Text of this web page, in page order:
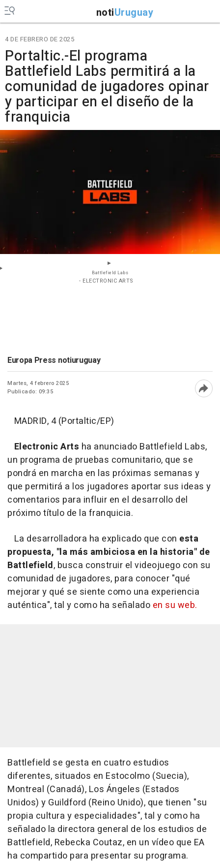
notiUruguay
4 DE FEBRERO DE 2025
Portaltic.-El programa
Battlefield Labs permitirá a la
comunidad de jugadores opinar
y participar en el diseño de la
franquicia
Battlefield Labs
- ELECTRONIC ARTS
Europa Press notiuruguay
Martes, 4 febrero 2025
Publicado: 09:35
MADRID, 4 (Portaltic/EP)
Electronic Arts ha anunciado Battlefield Labs,
un programa de pruebas comunitario, que se
pondrá en marcha en las próximas semanas y
que permitirá a los jugadores aportar sus ideas y
comentarios para influir en el desarrollo del
próximo título de la franquicia.
La desarrolladora ha explicado que con esta
propuesta, "la más ambiciosa en la historia" de
Battlefield, busca construir el videojuego con su
comunidad de jugadores, para conocer "qué
mejorar y qué se siente como una experiencia
auténtica", tal y como ha señalado en su web.
Battlefield se gesta en cuatro estudios
diferentes, situados en Estocolmo (Suecia),
Montreal (Canadá), Los Ángeles (Estados
Unidos) y Guildford (Reino Unido), que tienen "su
propia cultura y especialidades", tal y como ha
señalado la directora general de los estudios de
Battlefield, Rebecka Coutaz, en un vídeo que EA
ha compartido para presentar su programa.